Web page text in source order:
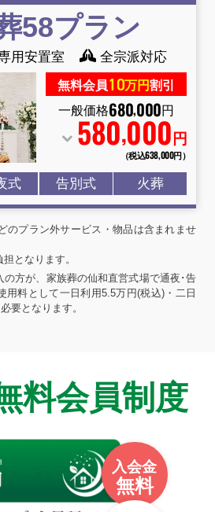
58プラン
用安置室 全宗派対応
無料会員10万円割引
一般価格680,000円
580,000 円
（税込638,000円）
式 告別式 火葬
のプラン外サービス・物品は含まれませ
となります。
方が、家族葬の仙和直営式場で通夜･告
用料として一日利用5.5万円(税込)・二日
要となります。
料会員制度
入会金
無料